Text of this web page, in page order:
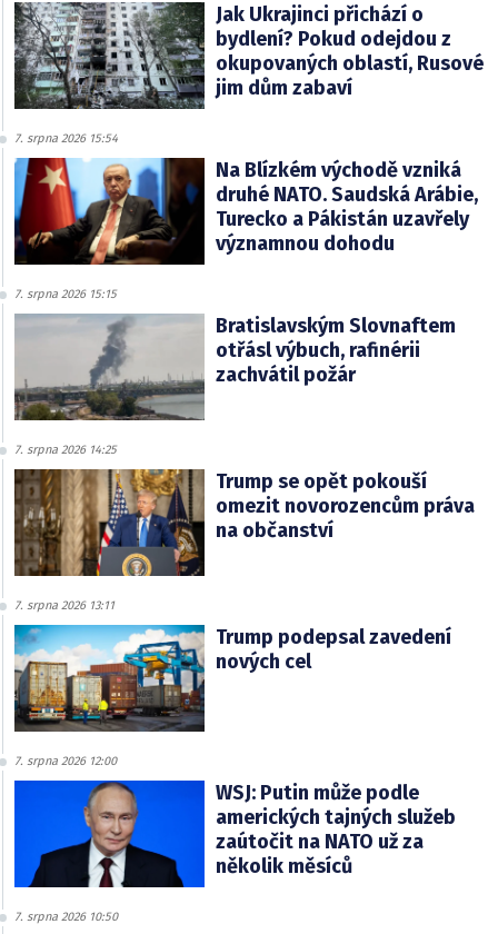
Jak Ukrajinci přichází o
bydlení? Pokud odejdou z
okupovaných oblastí, Rusové
jim dům zabaví
7. srpna 2026 15:54
Na Blízkém východě vzniká
druhé NATO. Saudská Arábie,
Turecko a Pákistán uzavřely
významnou dohodu
7. srpna 2026 15:15
Bratislavským Slovnaftem
otřásl výbuch, rafinérii
zachvátil požár
7. srpna 2026 14:25
Trump se opět pokouší
omezit novorozencům práva
na občanství
7. srpna 2026 13:11
Trump podepsal zavedení
nových cel
7. srpna 2026 12:00
WSJ: Putin může podle
amerických tajných služeb
zaútočit na NATO už za
několik měsíců
7. srpna 2026 10:50